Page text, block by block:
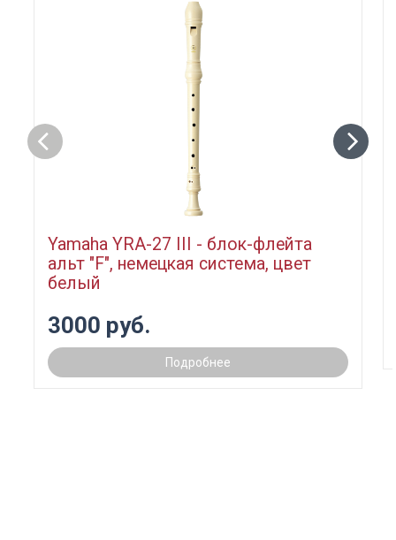
Yamaha YRA-27 III - блок-флейта
альт "F", немецкая система, цвет
белый
3000 руб.
Подробнее